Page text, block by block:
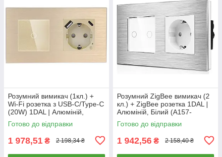
Розумний вимикач (1кл.) +
Wi-Fi розетка з USB-C/Type-C
(20W) 1DAL | Алюміній,
Золото (A157-GSW1G.WF-
STUTC.WF.GD)
Готово до відправки
1 978,51 ₴ 2 198,34 ₴
Розумний ZigBee вимикач (2
кл.) + ZigBee розетка 1DAL |
Алюміній, Білий (A157-
GSW2G.ZB-ST.ZB.WT)
Готово до відправки
1 942,56 ₴ 2 158,40 ₴